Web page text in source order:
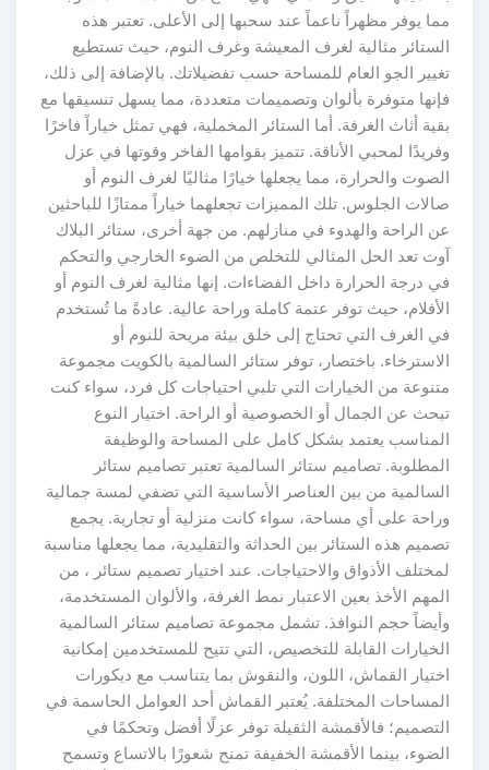
مما يوفر مظهراً ناعماً عند سحبها إلى الأعلى. تعتبر هذه
الستائر مثالية لغرف المعيشة وغرف النوم، حيث تستطيع
تغيير الجو العام للمساحة حسب تفضيلاتك. بالإضافة إلى ذلك،
فإنها متوفرة بألوان وتصميمات متعددة، مما يسهل تنسيقها مع
بقية أثاث الغرفة. أما الستائر المخملية، فهي تمثل خياراً فاخرًا
وفريدًا لمحبي الأناقة. تتميز بقوامها الفاخر وقوتها في عزل
الصوت والحرارة، مما يجعلها خيارًا مثاليًا لغرف النوم أو
صالات الجلوس. تلك المميزات تجعلهما خياراً ممتازًا للباحثين
عن الراحة والهدوء في منازلهم. من جهة أخرى، ستائر البلاك
آوت تعد الحل المثالي للتخلص من الضوء الخارجي والتحكم
في درجة الحرارة داخل الفضاءات. إنها مثالية لغرف النوم أو
الأفلام، حيث توفر عتمة كاملة وراحة عالية. عادةً ما تُستخدم
في الغرف التي تحتاج إلى خلق بيئة مريحة للنوم أو
الاسترخاء. باختصار، توفر ستائر السالمية بالكويت مجموعة
متنوعة من الخيارات التي تلبي احتياجات كل فرد، سواء كنت
تبحث عن الجمال أو الخصوصية أو الراحة. اختيار النوع
المناسب يعتمد بشكل كامل على المساحة والوظيفة
المطلوبة. تصاميم ستائر السالمية تعتبر تصاميم ستائر
السالمية من بين العناصر الأساسية التي تضفي لمسة جمالية
وراحة على أي مساحة، سواء كانت منزلية أو تجارية. يجمع
تصميم هذه الستائر بين الحداثة والتقليدية، مما يجعلها مناسبة
لمختلف الأذواق والاحتياجات. عند اختيار تصميم ستائر ، من
المهم الأخذ بعين الاعتبار نمط الغرفة، والألوان المستخدمة،
وأيضاً حجم النوافذ. تشمل مجموعة تصاميم ستائر السالمية
الخيارات القابلة للتخصيص، التي تتيح للمستخدمين إمكانية
اختيار القماش، اللون، والنقوش بما يتناسب مع ديكورات
المساحات المختلفة. يُعتبر القماش أحد العوامل الحاسمة في
التصميم؛ فالأقمشة الثقيلة توفر عزلًا أفضل وتحكمًا في
الضوء، بينما الأقمشة الخفيفة تمنح شعورًا بالاتساع وتسمح